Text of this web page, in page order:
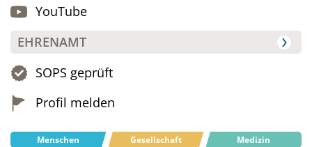
YouTube
EHRENAMT
SOPS geprüft
Profil melden
Menschen Gesellschaft Medizin